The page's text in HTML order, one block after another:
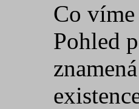
Co
Pohled